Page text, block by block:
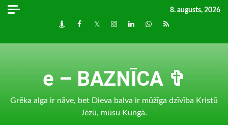
Skip
8. augusts, 2026
DraugiemFacebook
TwitterInstagram
LinkedInwhatsapp
RSS
e – BAZNĪCA ✞
Grēka alga ir nāve, bet Dieva balva ir mūžīga dzīvība Kristū
Jēzū, mūsu Kungā.